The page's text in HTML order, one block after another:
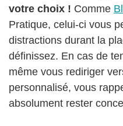
votre choix ! Comme
Pratique, celui-ci vous
distractions durant la
définissez. En cas de
même vous rediriger
personnalisé, vous
absolument rester